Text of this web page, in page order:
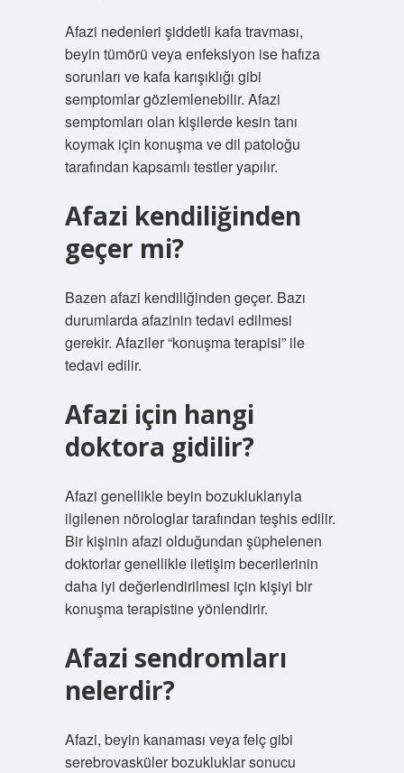
Afazi nedenleri şiddetli kafa travması,
beyin tümörü veya enfeksiyon ise hafıza
sorunları ve kafa karışıklığı gibi
semptomlar gözlemlenebilir. Afazi
semptomları olan kişilerde kesin tanı
koymak için konuşma ve dil patoloğu
tarafından kapsamlı testler yapılır.
Afazi kendiliğinden
geçer mi?
Bazen afazi kendiliğinden geçer. Bazı
durumlarda afazinin tedavi edilmesi
gerekir. Afaziler “konuşma terapisi” ile
tedavi edilir.
Afazi için hangi
doktora gidilir?
Afazi genellikle beyin bozukluklarıyla
ilgilenen nörologlar tarafından teşhis edilir.
Bir kişinin afazi olduğundan şüphelenen
doktorlar genellikle iletişim becerilerinin
daha iyi değerlendirilmesi için kişiyi bir
konuşma terapistine yönlendirir.
Afazi sendromları
nelerdir?
Afazi, beyin kanaması veya felç gibi
serebrovasküler bozukluklar sonucu